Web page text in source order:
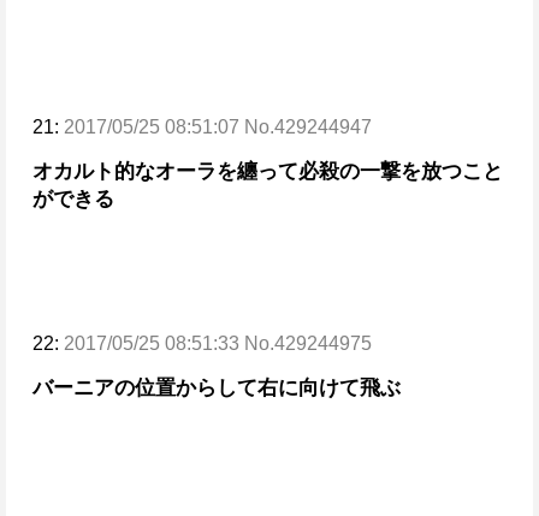
21: 2017/05/25 08:51:07 No.429244947
オカルト的なオーラを纏って必殺の一撃を放つこと
ができる
22: 2017/05/25 08:51:33 No.429244975
バーニアの位置からして右に向けて飛ぶ